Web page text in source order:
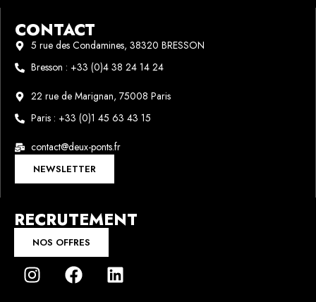
CONTACT
5 rue des Condamines, 38320 BRESSON
Bresson : +33 (0)4 38 24 14 24
22 rue de Marignan, 75008 Paris
Paris : +33 (0)1 45 63 43 15
contact@deux-ponts.fr
NEWSLETTER
RECRUTEMENT
NOS OFFRES